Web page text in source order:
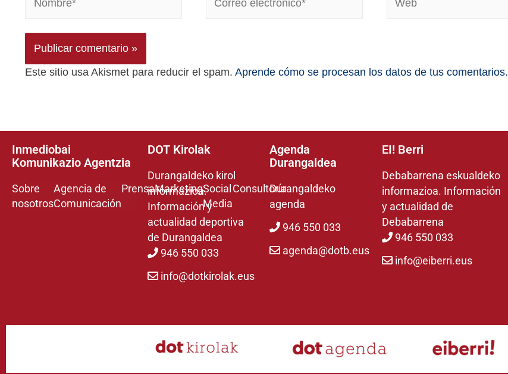
Este sitio usa Akismet para reducir el spam. Aprende cómo se procesan los datos de tus comentarios.
Inmediobai
Komunikazio Agentzia
Sobre
nosotros
Agencia de
Comunicación
PrensaMarketingSocial
Media
Consultoría
DOT Kirolak
Durangaldeko kirol
informazioa.
Información y
actualidad deportiva
de Durangaldea
946 550 033
info@dotkirolak.eus
Agenda
Durangaldea
Durangaldeko
agenda
946 550 033
agenda@dotb.eus
EI! Berri
Debabarrena eskualdeko
informazioa. Información
y actualidad de
Debabarrena
946 550 033
info@eiberri.eus